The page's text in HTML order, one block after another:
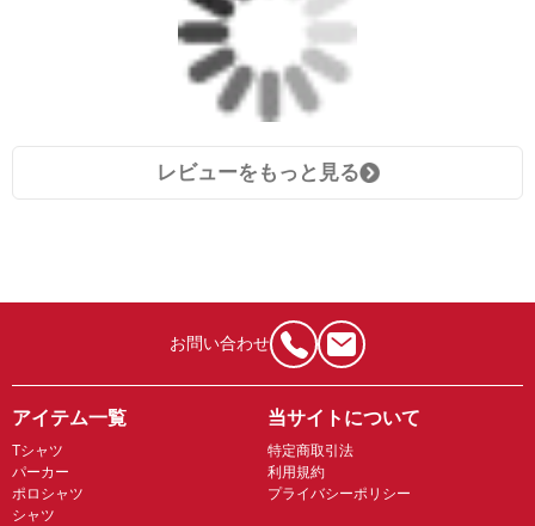
レビューをもっと見る
お問い合わせ
アイテム一覧
Tシャツ
パーカー
ポロシャツ
シャツ
当サイトについて
特定商取引法
利用規約
プライバシーポリシー